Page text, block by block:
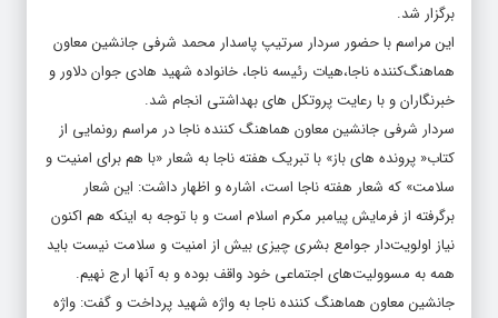
برگزار شد.
این مراسم با حضور سردار سرتیپ پاسدار محمد شرفی‌ جانشین معاون
هماهنگ‌کننده ناجا،هیات رئیسه ناجا، خانواده شهید هادی جوان دلاور و
خبرنگاران و با رعایت پروتکل های بهداشتی انجام شد.
سردار شرفی جانشین معاون هماهنگ کننده ناجا در مراسم رونمایی از
کتاب« پرونده های باز» ‌با تبریک هفته ناجا به شعار «با هم برای امنیت و
سلامت» که شعار هفته ناجا است، اشاره و اظهار داشت: این شعار
برگرفته از فرمایش پیامبر مکرم اسلام است و با توجه به اینکه هم اکنون
نیاز اولویت‌دار جوامع بشری چیزی بیش از امنیت و سلامت نیست باید
همه به مسوولیت‌های اجتماعی خود واقف بوده و به آنها ارج نهیم.
جانشین معاون هماهنگ کننده ناجا به واژه شهید پرداخت و گفت: واژه